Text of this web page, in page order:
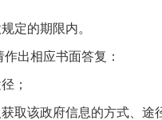
定的期限内。
出相应书面答复：
；
取该政府信息的方式、途